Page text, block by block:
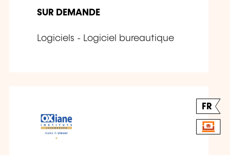
SUR DEMANDE
Logiciels - Logiciel bureautique
FR